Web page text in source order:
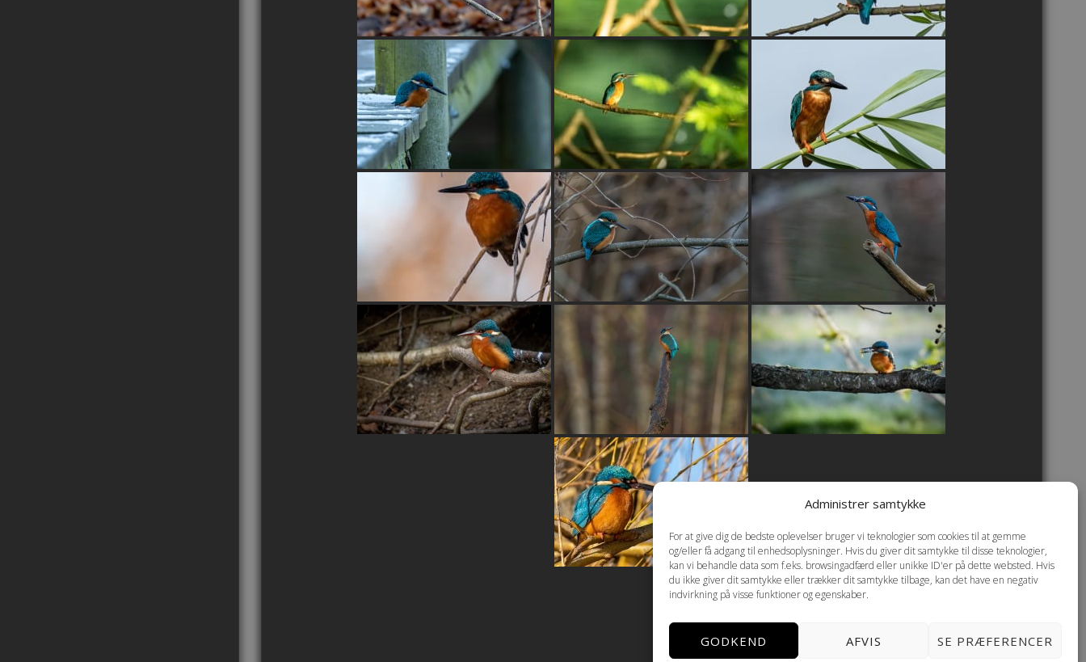
Administrer samtykke
For at give dig de bedste oplevelser bruger vi teknologier som cookies til at gemme
og/eller få adgang til enhedsoplysninger. Hvis du giver dit samtykke til disse teknologier,
kan vi behandle data som f.eks. browsingadfærd eller unikke ID'er på dette websted. Hvis
du ikke giver dit samtykke eller trækker dit samtykke tilbage, kan det have en negativ
indvirkning på visse funktioner og egenskaber.
GODKEND AFVIS SE PRÆFERENCER